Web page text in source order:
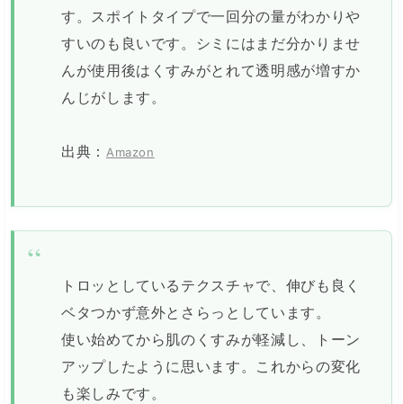
す。スポイトタイプで一回分の量がわかりや
すいのも良いです。シミにはまだ分かりませ
んが使用後はくすみがとれて透明感が増すか
んじがします。
出典： Amazon
トロッとしているテクスチャで、伸びも良く
ベタつかず意外とさらっとしています。
使い始めてから肌のくすみが軽減し、トーン
アップしたように思います。これからの変化
も楽しみです。